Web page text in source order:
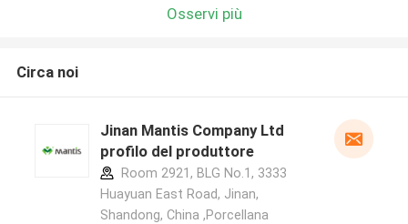
Osservi più
Circa noi
Jinan Mantis Company Ltd
profilo del produttore
Room 2921, BLG No.1, 3333
Huayuan East Road, Jinan,
Shandong, China ,Porcellana